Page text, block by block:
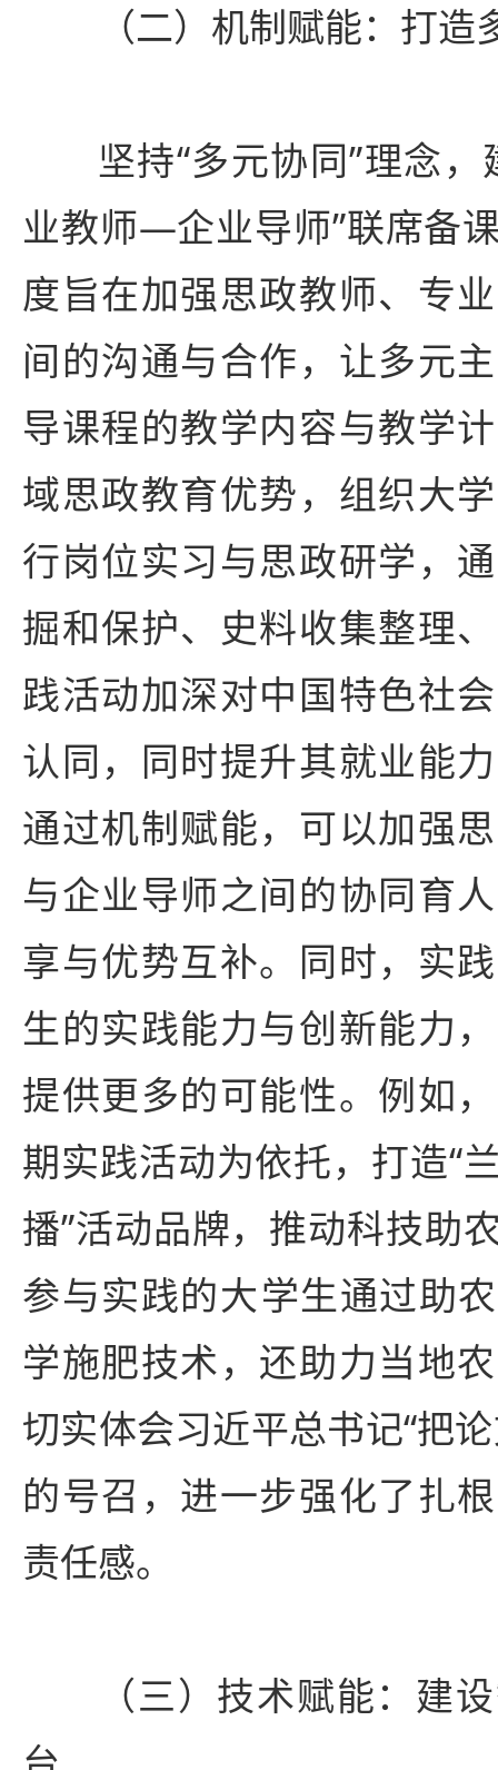
（二）机制赋能：打
坚持“多元协同”理念
业教师—企业导师”联席备
度旨在加强思政教师、专
间的沟通与合作，让多元
导课程的教学内容与教学
域思政教育优势，组织大
行岗位实习与思政研学，
掘和保护、史料收集整理
践活动加深对中国特色社
认同，同时提升其就业能
通过机制赋能，可以加强
与企业导师之间的协同育
享与优势互补。同时，实
生的实践能力与创新能力
提供更多的可能性。例如
期实践活动为依托，打造“
播”活动品牌，推动科技助
参与实践的大‌学生通过助
学施肥技术，还助力当地
切实体会习近平总书记“把
的号召，进一步强化了扎
责任感‌。
（三）技术赋能：建